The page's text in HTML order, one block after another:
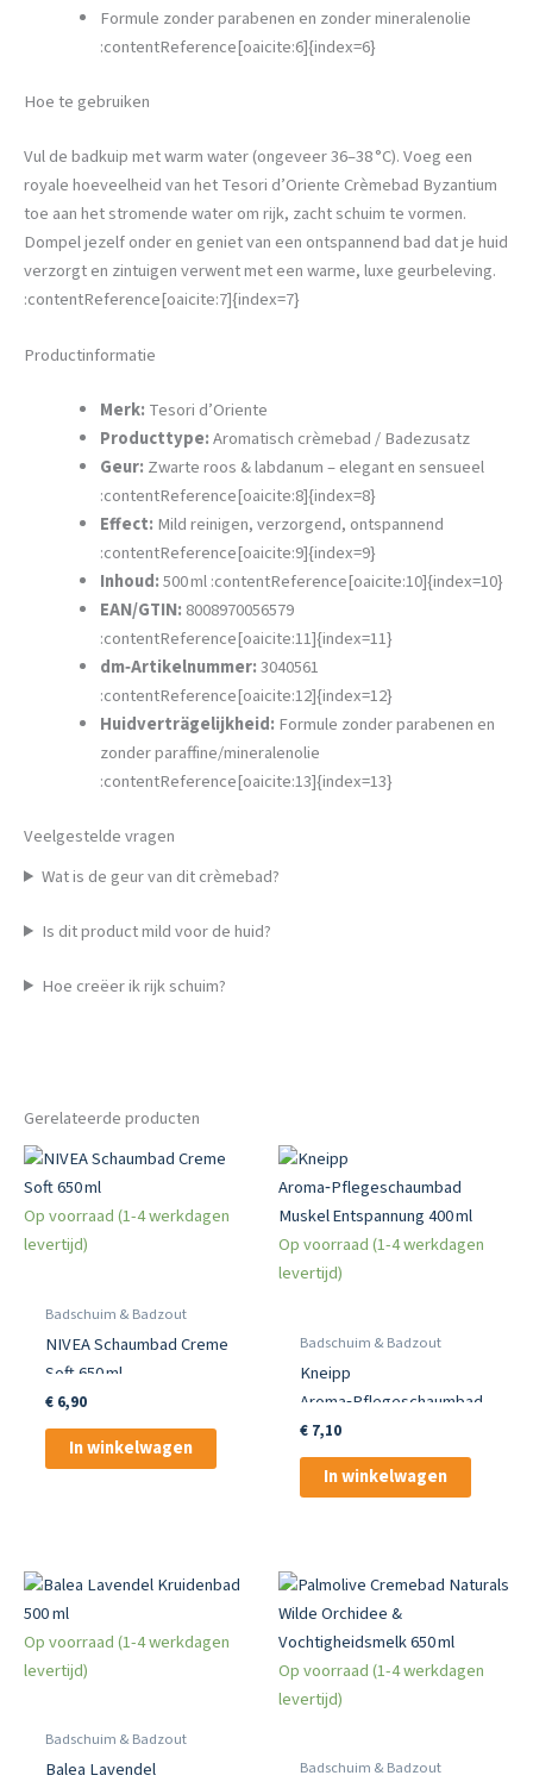
Formule zonder parabenen en zonder mineralenolie
:contentReference[oaicite:6]{index=6}
Hoe te gebruiken
Vul de badkuip met warm water (ongeveer 36–38 °C). Voeg een
royale hoeveelheid van het Tesori d’Oriente Crèmebad Byzantium
toe aan het stromende water om rijk, zacht schuim te vormen.
Dompel jezelf onder en geniet van een ontspannend bad dat je huid
verzorgt en zintuigen verwent met een warme, luxe geurbeleving.
:contentReference[oaicite:7]{index=7}
Productinformatie
Merk: Tesori d’Oriente
Producttype:Aromatisch crèmebad / Badezusatz
Geur: Zwarte roos & labdanum – elegant en sensueel
:contentReference[oaicite:8]{index=8}
Effect: Mild reinigen, verzorgend, ontspannend
:contentReference[oaicite:9]{index=9}
Inhoud:500 ml :contentReference[oaicite:10]{index=10}
EAN/GTIN: 8008970056579
:contentReference[oaicite:11]{index=11}
dm‑Artikelnummer:3040561
:contentReference[oaicite:12]{index=12}
Huidverträgelijkheid: Formule zonder parabenen en
zonder paraffine/mineralenolie
:contentReference[oaicite:13]{index=13}
Veelgestelde vragen
Wat is de geur van dit crèmebad?
Is dit product mild voor de huid?
Hoe creëer ik rijk schuim?
Gerelateerde producten
Op voorraad (1-4 werkdagen
levertijd)
Badschuim & Badzout
NIVEA Schaumbad Creme
Soft 650 ml
€6,90
In winkelwagen
Op voorraad (1-4 werkdagen
levertijd)
Badschuim & Badzout
Kneipp
Aroma‑Pflegeschaumbad
Muskel Entspannung
400 ml
€7,10
In winkelwagen
Op voorraad (1-4 werkdagen
levertijd)
Badschuim & Badzout
Balea Lavendel
Op voorraad (1-4 werkdagen
levertijd)
Badschuim & Badzout